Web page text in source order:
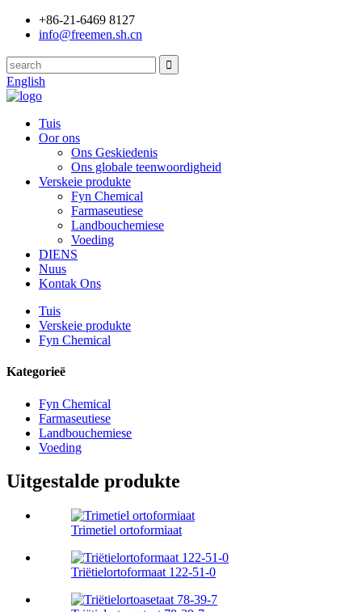
+86-21-6469 8127
info@freemen.sh.cn
English
Tuis
Oor ons
Ons Geskiedenis
Ons globale teenwoordigheid
Verskeie produkte
Fyn Chemical
Farmaseutiese
Landbouchemiese
Voeding
DIENS
Nuus
Kontak Ons
Tuis
Verskeie produkte
Fyn Chemical
Kategorieë
Fyn Chemical
Farmaseutiese
Landbouchemiese
Voeding
Uitgestalde produkte
Trimetiel ortoformiaat
Triëtielortoformaat 122-51-0